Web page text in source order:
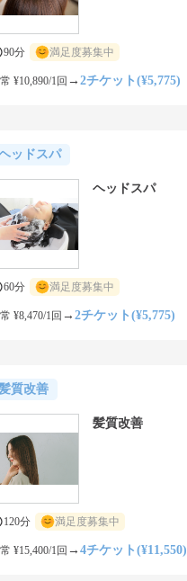
90分 満足度募集中
¥10,890/1回 → 2チケット(¥5,775)
ッドスパ
ヘッドスパ
60分 満足度募集中
¥8,470/1回 → 2チケット(¥5,775)
質改善
髪質改善
120分 満足度募集中
¥15,400/1回 → 4チケット(¥11,550)